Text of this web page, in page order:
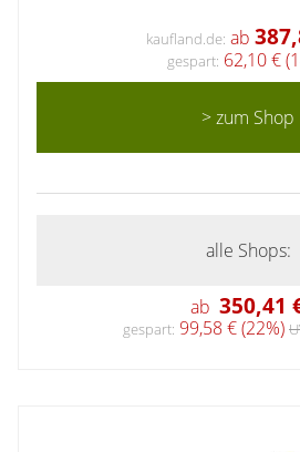
kaufland.de: ab
gespart: 62,10 €
> zum Shop
alle Shops:
ab 350,41
gespart: 99,58 € (22%)